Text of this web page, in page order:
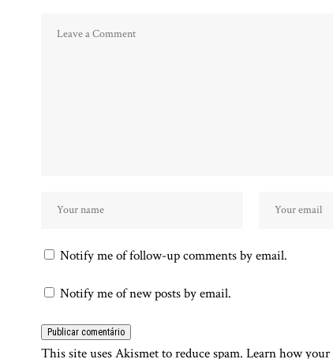
Notify me of follow-up comments by email.
Notify me of new posts by email.
This site uses Akismet to reduce spam. Learn how your